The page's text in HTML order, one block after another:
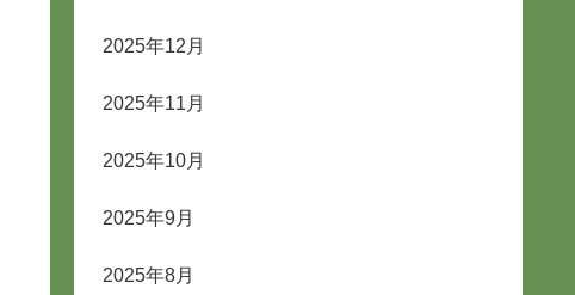
2025年12月
2025年11月
2025年10月
2025年9月
2025年8月